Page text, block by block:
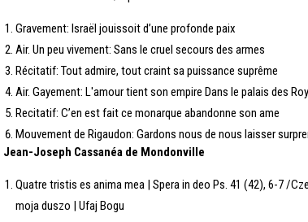
Gravement: Israël jouissoit d’une profonde paix
Air. Un peu vivement: Sans le cruel secours des armes
Récitatif: Tout admire, tout craint sa puissance suprême
Air. Gayement: L'amour tient son empire Dans le palais des
Recitatif: C’en est fait ce monarque abandonne son ame
Mouvement de Rigaudon: Gardons nous de nous laisser
Jean-Joseph Cassanéa de Mondonville
Quatre tristis es anima mea | Spera in deo Ps. 41 (42), 6-7 /
moja duszo | Ufaj Bogu